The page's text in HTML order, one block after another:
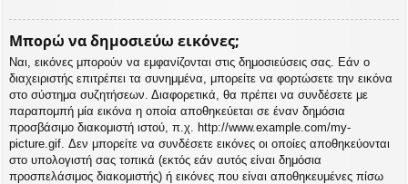
Μπορώ να δημοσιεύω εικόνες;
Ναι, εικόνες μπορούν να εμφανίζονται στις δημοσιεύσεις σας. Εάν ο
διαχειριστής επιτρέπει τα συνημμένα, μπορείτε να φορτώσετε την εικόνα
στο σύστημα συζητήσεων. Διαφορετικά, θα πρέπει να συνδέσετε με
παραπομπή μία εικόνα η οποία αποθηκεύεται σε έναν δημόσια
προσβάσιμο διακομιστή ιστού, π.χ. http://www.example.com/my-
picture.gif. Δεν μπορείτε να συνδέσετε εικόνες οι οποίες αποθηκεύονται
στο υπολογιστή σας τοπικά (εκτός εάν αυτός είναι δημόσια
προσπελάσιμος διακομιστής) ή εικόνες που είναι αποθηκευμένες πίσω